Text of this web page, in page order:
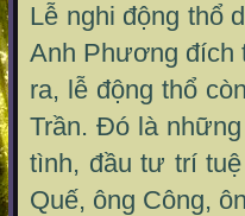
Lễ nghi động thổ
Anh Phương đích
ra, lễ động thổ
Trần. Đó là
tình, đầu tư trí
Quế, ông Công,